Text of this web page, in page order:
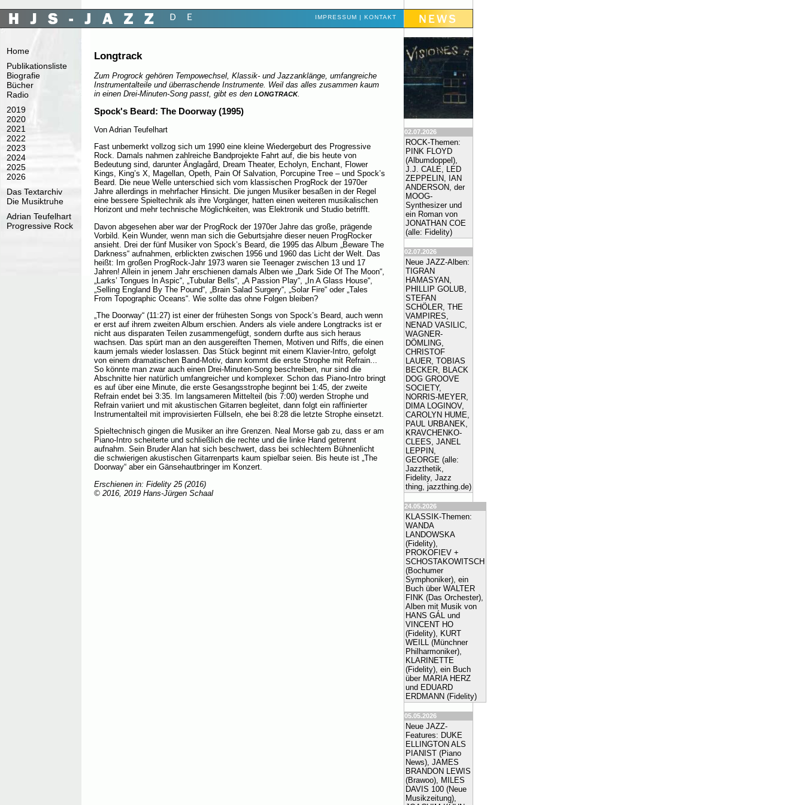
IMPRESSUM | KONTAKT
Home
Publikationsliste
Biografie
Bücher
Radio
2019
2020
2021
2022
2023
2024
2025
2026
Das Textarchiv
Die Musiktruhe
Adrian Teufelhart
Progressive Rock
Longtrack
Zum Progrock gehören Tempowechsel, Klassik- und Jazzanklänge, umfangreiche
Instrumentalteile und überraschende Instrumente. Weil das alles zusammen kaum
in einen Drei-Minuten-Song passt, gibt es den LONGTRACK.
Spock's Beard: The Doorway (1995)
Von Adrian Teufelhart
Fast unbemerkt vollzog sich um 1990 eine kleine Wiedergeburt des Progressive
Rock. Damals nahmen zahlreiche Bandprojekte Fahrt auf, die bis heute von
Bedeutung sind, darunter Änglagård, Dream Theater, Echolyn, Enchant, Flower
Kings, King’s X, Magellan, Opeth, Pain Of Salvation, Porcupine Tree – und Spock’s
Beard. Die neue Welle unterschied sich vom klassischen ProgRock der 1970er
Jahre allerdings in mehrfacher Hinsicht. Die jungen Musiker besaßen in der Regel
eine bessere Spieltechnik als ihre Vorgänger, hatten einen weiteren musikalischen
Horizont und mehr technische Möglichkeiten, was Elektronik und Studio betrifft.
Davon abgesehen aber war der ProgRock der 1970er Jahre das große, prägende
Vorbild. Kein Wunder, wenn man sich die Geburtsjahre dieser neuen ProgRocker
ansieht. Drei der fünf Musiker von Spock’s Beard, die 1995 das Album „Beware The
Darkness“ aufnahmen, erblickten zwischen 1956 und 1960 das Licht der Welt. Das
heißt: Im großen ProgRock-Jahr 1973 waren sie Teenager zwischen 13 und 17
Jahren! Allein in jenem Jahr erschienen damals Alben wie „Dark Side Of The Moon“,
„Larks’ Tongues In Aspic“, „Tubular Bells“, „A Passion Play“, „In A Glass House“,
„Selling England By The Pound“, „Brain Salad Surgery“, „Solar Fire“ oder „Tales
From Topographic Oceans“. Wie sollte das ohne Folgen bleiben?
„The Doorway“ (11:27) ist einer der frühesten Songs von Spock’s Beard, auch wenn
er erst auf ihrem zweiten Album erschien. Anders als viele andere Longtracks ist er
nicht aus disparaten Teilen zusammengefügt, sondern durfte aus sich heraus
wachsen. Das spürt man an den ausgereiften Themen, Motiven und Riffs, die einen
kaum jemals wieder loslassen. Das Stück beginnt mit einem Klavier-Intro, gefolgt
von einem dramatischen Band-Motiv, dann kommt die erste Strophe mit Refrain...
So könnte man zwar auch einen Drei-Minuten-Song beschreiben, nur sind die
Abschnitte hier natürlich umfangreicher und komplexer. Schon das Piano-Intro bringt
es auf über eine Minute, die erste Gesangsstrophe beginnt bei 1:45, der zweite
Refrain endet bei 3:35. Im langsameren Mittelteil (bis 7:00) werden Strophe und
Refrain variiert und mit akustischen Gitarren begleitet, dann folgt ein raffinierter
Instrumentalteil mit improvisierten Füllseln, ehe bei 8:28 die letzte Strophe einsetzt.
Spieltechnisch gingen die Musiker an ihre Grenzen. Neal Morse gab zu, dass er am
Piano-Intro scheiterte und schließlich die rechte und die linke Hand getrennt
aufnahm. Sein Bruder Alan hat sich beschwert, dass bei schlechtem Bühnenlicht
die schwierigen akustischen Gitarrenparts kaum spielbar seien. Bis heute ist „The
Doorway“ aber ein Gänsehautbringer im Konzert.
Erschienen in: Fidelity 25 (2016)
© 2016, 2019 Hans-Jürgen Schaal
02.07.2026
ROCK-Themen:
PINK FLOYD
(Albumdoppel),
J.J. CALE, LED
ZEPPELIN, IAN
ANDERSON, der
MOOG-
Synthesizer und
ein Roman von
JONATHAN COE
(alle: Fidelity)
02.07.2026
Neue JAZZ-Alben:
TIGRAN
HAMASYAN,
PHILLIP GOLUB,
STEFAN
SCHÖLER, THE
VAMPIRES,
NENAD VASILIC,
WAGNER-
DÖMLING,
CHRISTOF
LAUER, TOBIAS
BECKER, BLACK
DOG GROOVE
SOCIETY,
NORRIS-MEYER,
DIMA LOGINOV,
CAROLYN HUME,
PAUL URBANEK,
KRAVCHENKO-
CLEES, JANEL
LEPPIN,
GEORGE (alle:
Jazzthetik,
Fidelity, Jazz
thing, jazzthing.de)
24.05.2026
KLASSIK-Themen:
WANDA
LANDOWSKA
(Fidelity),
PROKOFIEV +
SCHOSTAKOWITSCH
(Bochumer
Symphoniker), ein
Buch über WALTER
FINK (Das Orchester),
Alben mit Musik von
HANS GÁL und
VINCENT HO
(Fidelity), KURT
WEILL (Münchner
Philharmoniker),
KLARINETTE
(Fidelity), ein Buch
über MARIA HERZ
und EDUARD
ERDMANN (Fidelity)
05.05.2026
Neue JAZZ-
Features: DUKE
ELLINGTON ALS
PIANIST (Piano
News), JAMES
BRANDON LEWIS
(Brawoo), MILES
DAVIS 100 (Neue
Musikzeitung),